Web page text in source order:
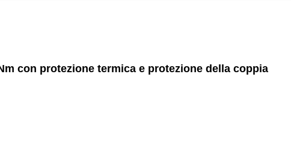
con protezione termica e protezione della coppia